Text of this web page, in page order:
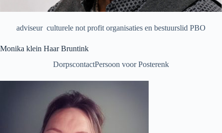
adviseur culturele not profit organisaties en bestuurslid PBO
Monika klein Haar Bruntink
DorpscontactPersoon voor Posterenk